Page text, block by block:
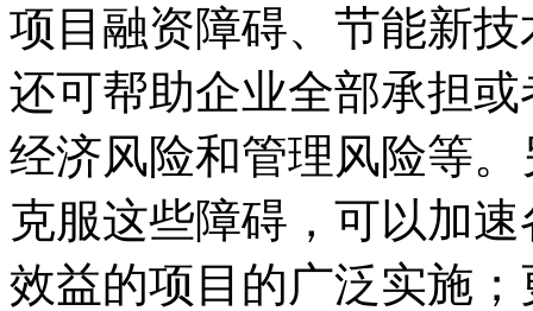
项目融资障碍、节能新
还可帮助企业全部承担
经济风险和管理风险等
克服这些障碍，可以加
效益的项目的广泛实施